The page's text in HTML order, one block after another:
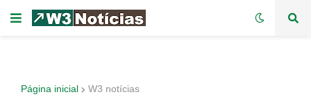
Página inicial W3 notícias